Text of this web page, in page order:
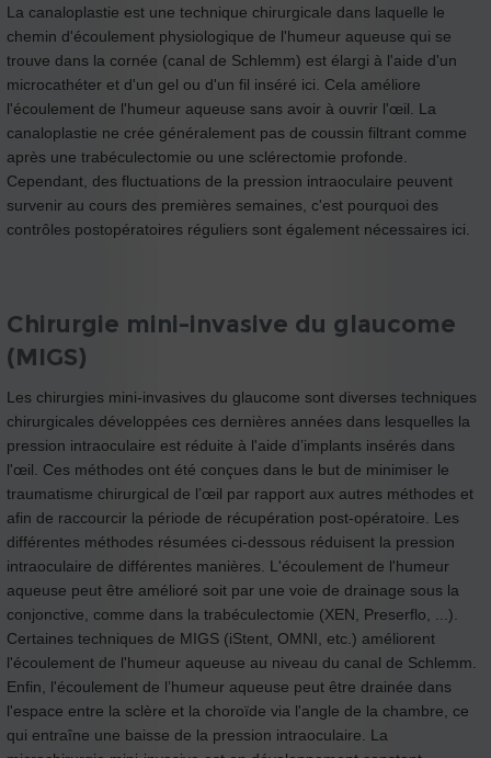
La canaloplastie est une technique chirurgicale dans laquelle le
chemin d'écoulement physiologique de l'humeur aqueuse qui se
trouve dans la cornée (canal de Schlemm) est élargi à l'aide d'un
microcathéter et d'un gel ou d'un fil inséré ici. Cela améliore
l'écoulement de l'humeur aqueuse sans avoir à ouvrir l'œil. La
canaloplastie ne crée généralement pas de coussin filtrant comme
après une trabéculectomie ou une sclérectomie profonde.
Cependant, des fluctuations de la pression intraoculaire peuvent
survenir au cours des premières semaines, c'est pourquoi des
contrôles postopératoires réguliers sont également nécessaires ici.
Chirurgie mini-invasive du glaucome
(MIGS)
Les chirurgies mini-invasives du glaucome sont diverses techniques
chirurgicales développées ces dernières années dans lesquelles la
pression intraoculaire est réduite à l'aide d’implants insérés dans
l'œil. Ces méthodes ont été conçues dans le but de minimiser le
traumatisme chirurgical de l’œil par rapport aux autres méthodes et
afin de raccourcir la période de récupération post-opératoire. Les
différentes méthodes résumées ci-dessous réduisent la pression
intraoculaire de différentes manières. L'écoulement de l'humeur
aqueuse peut être amélioré soit par une voie de drainage sous la
conjonctive, comme dans la trabéculectomie (XEN, Preserflo, ...).
Certaines techniques de MIGS (iStent, OMNI, etc.) améliorent
l'écoulement de l'humeur aqueuse au niveau du canal de Schlemm.
Enfin, l'écoulement de l’humeur aqueuse peut être drainée dans
l'espace entre la sclère et la choroïde via l'angle de la chambre, ce
qui entraîne une baisse de la pression intraoculaire. La